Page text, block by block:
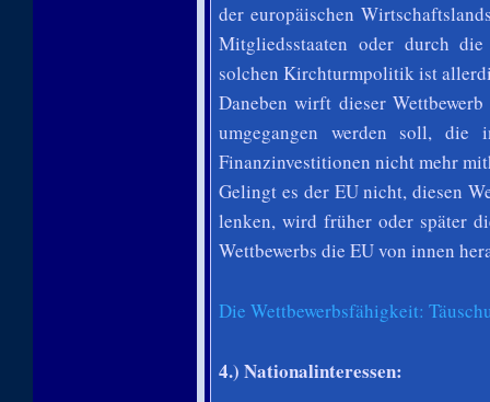
der europäischen
Mitgliedsstaaten oder durch
solchen Kirchturmpolitik ist
Daneben wirft dieser
umgegangen werden soll, die
Finanzinvestitionen nicht mehr
Gelingt es der EU nicht, diesen
lenken, wird früher oder später
Wettbewerbs die EU von innen
Die Wettbewerbsfähigkeit:
4.) Nationalinteressen: